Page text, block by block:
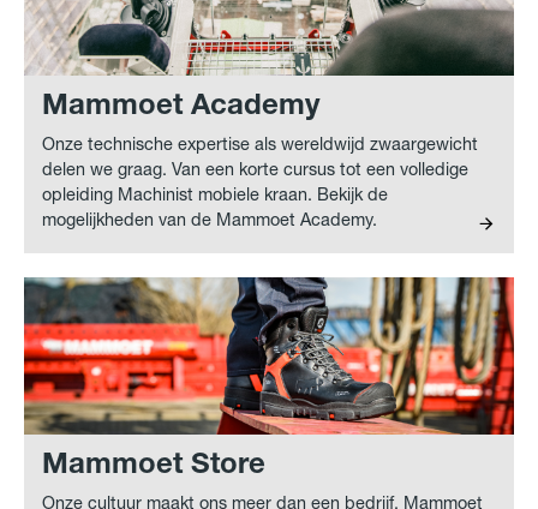
Mammoet Academy
Onze technische expertise als wereldwijd zwaargewicht
delen we graag. Van een korte cursus tot een volledige
opleiding Machinist mobiele kraan. Bekijk de
mogelijkheden van de Mammoet Academy.
Mammoet Store
Onze cultuur maakt ons meer dan een bedrijf, Mammoet